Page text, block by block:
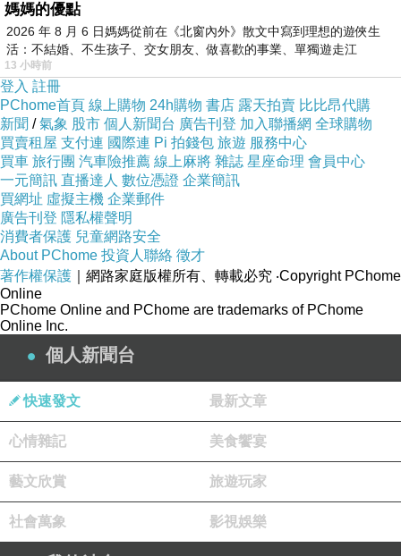
媽媽的優點
2026 年 8 月 6 日媽媽從前在《北窗內外》散文中寫到理想的遊俠生
活：不結婚、不生孩子、交女朋友、做喜歡的事業、單獨遊走江
湖⋯⋯，
13 小時前
登入 註冊
PChome首頁 線上購物 24h購物 書店 露天拍賣 比比昂代購
新聞 /氣象 股市 個人新聞台 廣告刊登 加入聯播網 全球購物
買賣租屋 支付連 國際連 Pi 拍錢包 旅遊 服務中心
買車 旅行團 汽車險推薦 線上麻將 雜誌 星座命理 會員中心
一元簡訊 直播達人 數位憑證 企業簡訊
買網址 虛擬主機 企業郵件
廣告刊登 隱私權聲明
消費者保護 兒童網路安全
About PChome 投資人聯絡 徵才
著作權保護 ｜網路家庭版權所有、轉載必究 ‧Copyright PChome
Online
PChome Online and PChome are trademarks of PChome
Online Inc.
個人新聞台
快速發文 最新文章
心情雜記 美食饗宴
藝文欣賞 旅遊玩家
社會萬象 影視娛樂